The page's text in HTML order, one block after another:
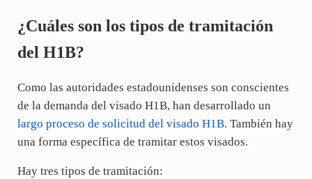
¿Cuáles son los tipos de tramitación
del H1B?
Como las autoridades estadounidenses son conscientes
de la demanda del visado H1B, han desarrollado un
largo proceso de solicitud del visado H1B. También hay
una forma específica de tramitar estos visados.
Hay tres tipos de tramitación: